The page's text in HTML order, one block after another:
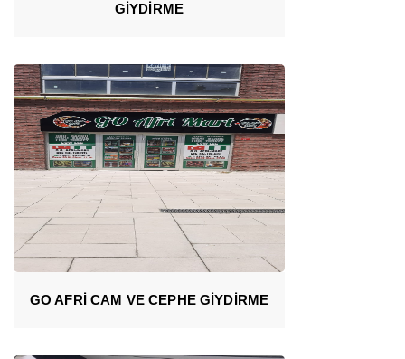
GİYDİRME
GO AFRİ CAM VE CEPHE GİYDİRME